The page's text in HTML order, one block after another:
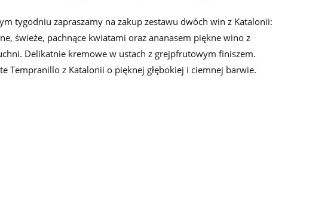
tygodniu zapraszamy na zakup zestawu dwóch win z Katalonii:
świeże, pachnące kwiatami oraz ananasem piękne wino z
Delikatnie kremowe w ustach z grejpfrutowym finiszem.
Tempranillo z Katalonii o pięknej głębokiej i ciemnej barwie.